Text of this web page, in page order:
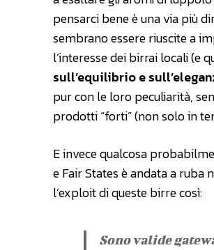
pensarci bene è una via più
sembrano essere riuscite a
l’interesse dei birrai locali (e
sull’equilibrio e
pur con le loro peculiarità,
prodotti “forti” (non solo in
E invece qualcosa
e Fair States è andata a
l’exploit di queste birre così:
Sono valide